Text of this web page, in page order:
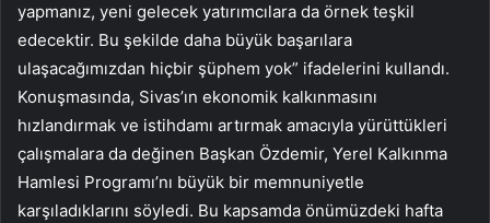
yapmanız, yeni gelecek yatırımcılara da örnek teşkil
edecektir. Bu şekilde daha büyük başarılara
ulaşacağımızdan hiçbir şüphem yok” ifadelerini kullandı.
Konuşmasında, Sivas’ın ekonomik kalkınmasını
hızlandırmak ve istihdamı artırmak amacıyla yürüttükleri
çalışmalara da değinen Başkan Özdemir, Yerel Kalkınma
Hamlesi Programı’nı büyük bir memnuniyetle
karşıladıklarını söyledi. Bu kapsamda önümüzdeki hafta